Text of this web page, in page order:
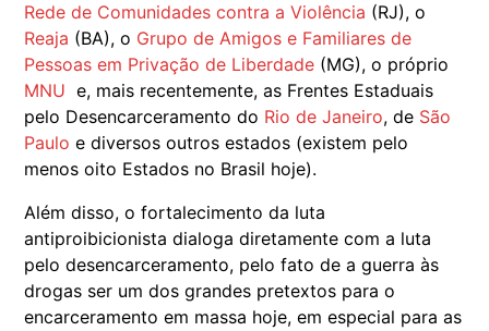
Rede de Comunidades contra a Violência (RJ), o
Reaja (BA), o Grupo de Amigos e Familiares de
Pessoas em Privação de Liberdade (MG), o próprio
MNU e, mais recentemente, as Frentes Estaduais
pelo Desencarceramento do Rio de Janeiro, de São
Paulo e diversos outros estados (existem pelo
menos oito Estados no Brasil hoje).
Além disso, o fortalecimento da luta
antiproibicionista dialoga diretamente com a luta
pelo desencarceramento, pelo fato de a guerra às
drogas ser um dos grandes pretextos para o
encarceramento em massa hoje, em especial para as